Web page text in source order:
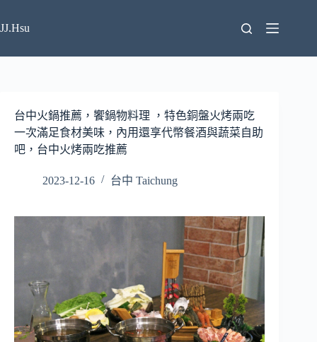
至
要
JJ.Hsu
台中火鍋推薦，饗鍋物料理 ，特色銅盤火烤兩吃
一次滿足食材美味，內用還享代幣餐酒與蔬菜自助
吧，台中火烤兩吃推薦
2023-12-16 台中 Taichung